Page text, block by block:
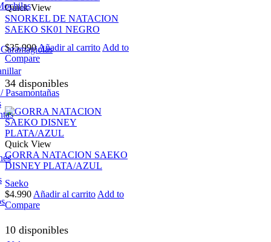
Pasamontañas
Quick View
SNORKEL DE NATACION
SAEKO SK01 NEGRO
$35.990Añadir al carrito Add to
Compare
34 disponibles
Quick View
GORRA NATACION SAEKO
DISNEY PLATA/AZUL
Saeko
$4.990 Añadir al carrito Add to
Compare
10 disponibles